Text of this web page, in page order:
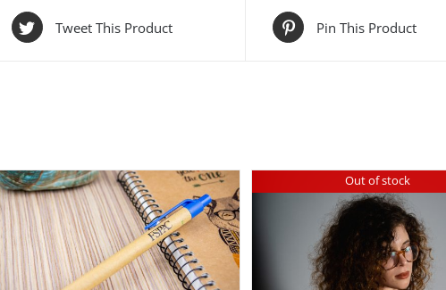
Tweet This Product Pin This Product
Out of stock